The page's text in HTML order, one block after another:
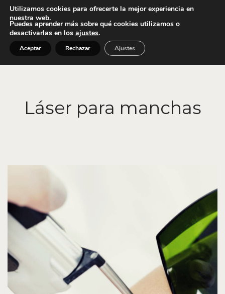
Láser para manchas
Utilizamos cookies para ofrecerte la mejor experiencia en
nuestra web.
Puedes aprender más sobre qué cookies utilizamos o
desactivarlas en los ajustes.
Aceptar Rechazar Ajustes